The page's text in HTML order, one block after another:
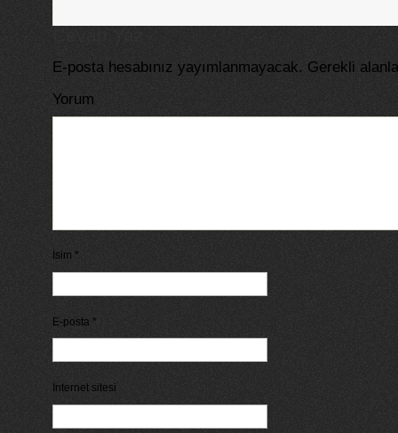
E-posta hesabınız yayımlanmayacak. Gerekli
Yorum
İsim *
E-posta *
İnternet sitesi